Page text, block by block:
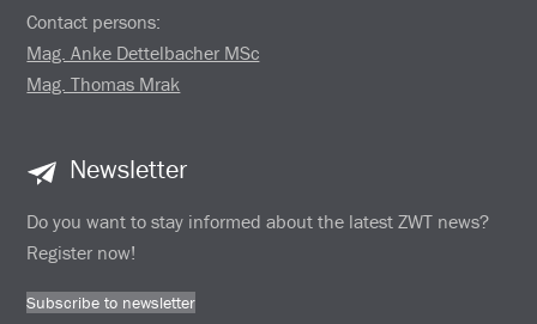
Contact persons:
Mag. Anke Dettelbacher MSc
Mag. Thomas Mrak
Newsletter
Do you want to stay informed about the latest ZWT news?
Register now!
Subscribe to newsletter